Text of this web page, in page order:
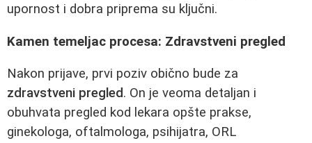
upornost i dobra priprema su ključni.
Kamen temeljac procesa: Zdravstveni pregled
Nakon prijave, prvi poziv obično bude za
zdravstveni pregled. On je veoma detaljan i
obuhvata pregled kod lekara opšte prakse,
ginekologa, oftalmologa, psihijatra, ORL